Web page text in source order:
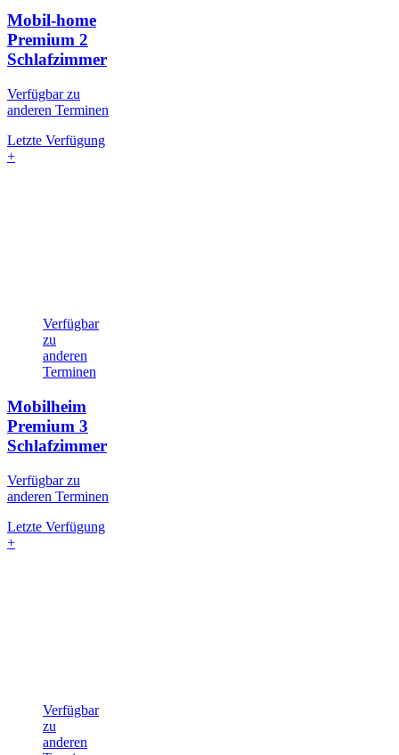
Mobil-home
Premium 2
Schlafzimmer
Verfügbar zu
anderen Terminen
Letzte Verfügung
+
Verfügbar
zu
anderen
Terminen
Mobilheim
Premium 3
Schlafzimmer
Verfügbar zu
anderen Terminen
Letzte Verfügung
+
Verfügbar
zu
anderen